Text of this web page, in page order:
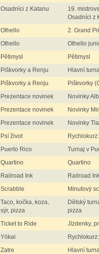
Osadníci z Katanu
19.
Osadníci z
Othello
2. Grand
Othello
Othello
Pětimysl
Pětimysl
Piškvorky a Renju
Hlavní
Piškvorky a Renju
Piškvorky
Prezentace novinek
Novinky
Prezentace novinek
Novinky
Prezentace novinek
Novinky
Psí život
Puerto Rico
Turnaj v
Quartino
Quartino
Railroad Ink
Railroad
Scrabble
Minutový
Taco, kočka, koza,
sýr, pizza
Dětský
pizza
Ticket to Ride
Jízdenky,
Yōkai
Zatre
Hlavní